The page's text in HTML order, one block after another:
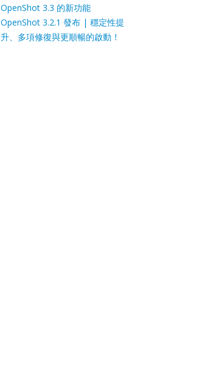
OpenShot 3.3 的新功能
OpenShot 3.2.1 發布 | 穩定性提
升、多項修復與更順暢的啟動！